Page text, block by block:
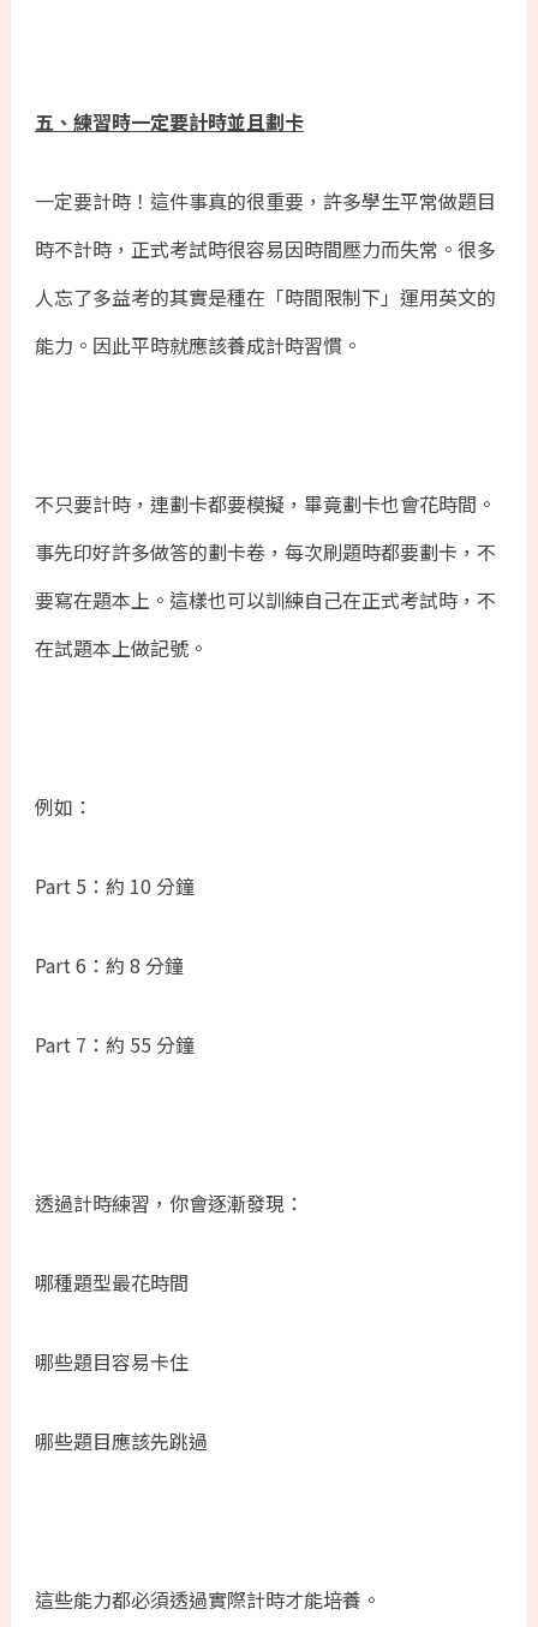
五、練習時一定要計時並且劃卡
一定要計時！這件事真的很重要，許多學生平常做題目
時不計時，正式考試時很容易因時間壓力而失常。很多
人忘了多益考的其實是種在「時間限制下」運用英文的
能力。因此平時就應該養成計時習慣。
不只要計時，連劃卡都要模擬，畢竟劃卡也會花時間。
事先印好許多做答的劃卡卷，每次刷題時都要劃卡，不
要寫在題本上。這樣也可以訓練自己在正式考試時，不
在試題本上做記號。
例如：
Part 5：約 10 分鐘
Part 6：約 8 分鐘
Part 7：約 55 分鐘
透過計時練習，你會逐漸發現：
哪種題型最花時間
哪些題目容易卡住
哪些題目應該先跳過
這些能力都必須透過實際計時才能培養。